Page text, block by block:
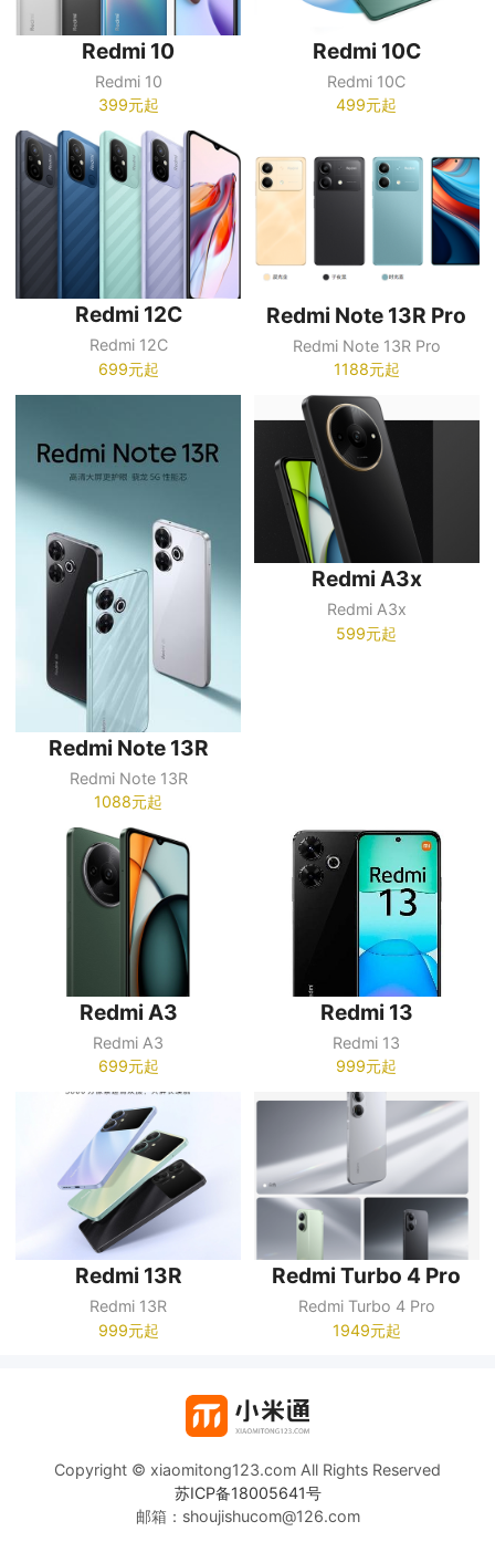
Redmi 10
Redmi 10
399元起
Redmi 10C
Redmi 10C
499元起
Redmi 12C
Redmi 12C
699元起
Redmi Note 13R Pro
Redmi Note 13R Pro
1188元起
Redmi Note 13R
Redmi Note 13R
1088元起
Redmi A3x
Redmi A3x
599元起
Redmi A3
Redmi A3
699元起
Redmi 13
Redmi 13
999元起
Redmi 13R
Redmi 13R
999元起
Redmi Turbo 4 Pro
Redmi Turbo 4 Pro
1949元起
Copyright © xiaomitong123.com All Rights Reserved
苏ICP备18005641号
邮箱：shoujishucom@126.com